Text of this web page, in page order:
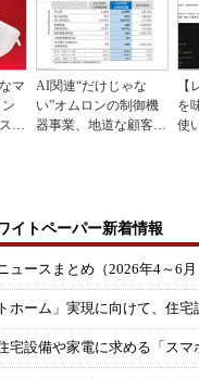
マ
が
AI関連“だけじゃな
い”オムロンの制御機
器事業、地道な顧客基
を
使
イトペーパー新着情報
ュースまとめ（2026年4～6月
ホーム」実現に向けて、住
宅設備や家電に求める「ス